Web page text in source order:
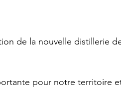
de la nouvelle distillerie
pour notre territoire